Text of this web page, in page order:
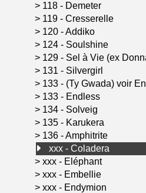
> 118 - Demeter
> 119 - Cresserelle
> 120 - Addiko
> 124 - Soulshine
> 129 - Sel à Vie (ex
> 131 - Silvergirl
> 133 - (Ty Gwada) voir
> 133 - Endless
> 134 - Solveig
> 135 - Karukera
> 136 - Amphitrite
xxx - Coladera
> xxx - Eléphant
> xxx - Embellie
> xxx - Endymion